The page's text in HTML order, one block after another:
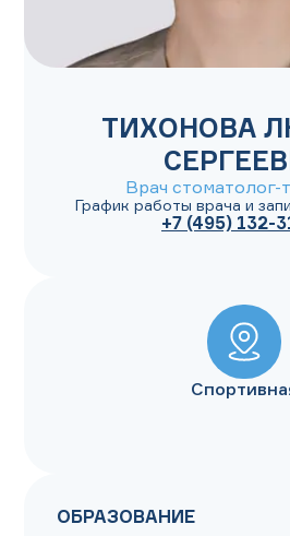
ТИХОНОВА
Врач стоматолог-
График работы врача и
+7 (495) 132-
ОБРАЗОВАНИЕ